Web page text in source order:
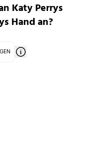
Katy Perrys
Hand an?